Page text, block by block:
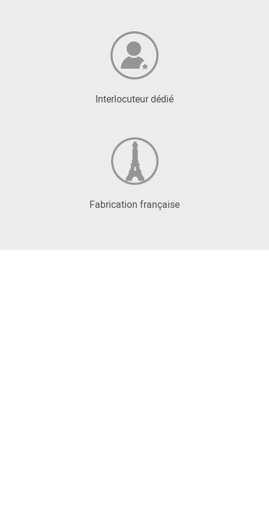
Interlocuteur dédié
Fabrication française